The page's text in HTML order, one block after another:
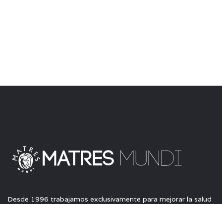
Desde 1996 trabajamos exclusivamente para mejorar la salud